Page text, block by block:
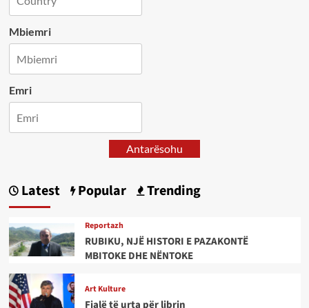
Mbiemri
Emri
Antarësohu
Latest Popular Trending
Reportazh
RUBIKU, NJË HISTORI E PAZAKONTË
MBITOKE DHE NËNTOKE
Art Kulture
Fjalë të urta për librin